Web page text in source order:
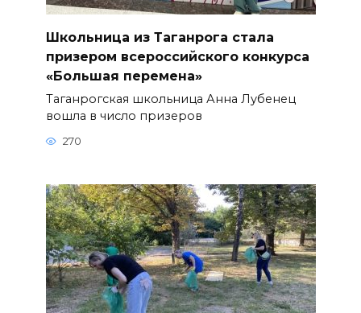
Школьница из Таганрога стала
призером всероссийского конкурса
«Большая перемена»
Таганрогская школьница Анна Лубенец
вошла в число призеров
270